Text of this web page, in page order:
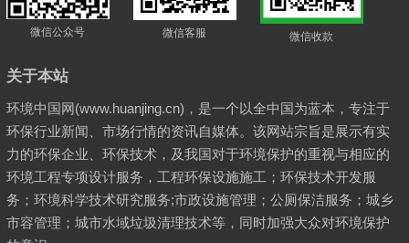
微信公众号 微信客服 微信收款
关于本站
环境中国网(www.huanjing.cn)，是一个以全中国为蓝本，专注于
环保行业新闻、市场行情的资讯自媒体。该网站宗旨是展示有实
力的环保企业、环保技术，及我国对于环境保护的重视与相应的
环境工程专项设计服务，工程环保设施施工；环保技术开发服
务；环境科学技术研究服务;市政设施管理；公厕保洁服务；城乡
市容管理；城市水域垃圾清理技术等，同时加强大众对环境保护